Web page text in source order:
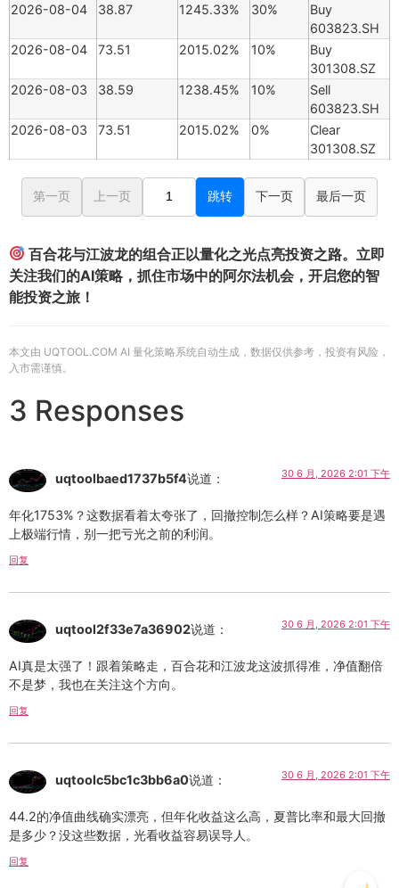
2026-08-04
38.87 1245.33% 30%
Buy
603823.SH
2026-08-04
73.51 2015.02% 10%
Buy
301308.SZ
2026-08-03
38.59 1238.45% 10%
Sell
603823.SH
2026-08-03
73.51 2015.02% 0%
Clear
301308.SZ
第一页 上一页 跳转 下一页 最后一页
百合花与江波龙的组合正以量化之光点亮投资之路。立即
关注我们的AI策略，抓住市场中的阿尔法机会，开启您的智
能投资之旅！
本文由 UQTOOL.COM AI 量化策略系统自动生成，数据仅供参考，投资有风险，
入市需谨慎。
3 Responses
uqtoolbaed1737b5f4说道： 30 6 月, 2026 2:01 下午
年化1753%？这数据看着太夸张了，回撤控制怎么样？AI策略要是遇
上极端行情，别一把亏光之前的利润。
回复
uqtool2f33e7a36902说道： 30 6 月, 2026 2:01 下午
AI真是太强了！跟着策略走，百合花和江波龙这波抓得准，净值翻倍
不是梦，我也在关注这个方向。
回复
uqtoolc5bc1c3bb6a0说道： 30 6 月, 2026 2:01 下午
44.2的净值曲线确实漂亮，但年化收益这么高，夏普比率和最大回撤
是多少？没这些数据，光看收益容易误导人。
回复